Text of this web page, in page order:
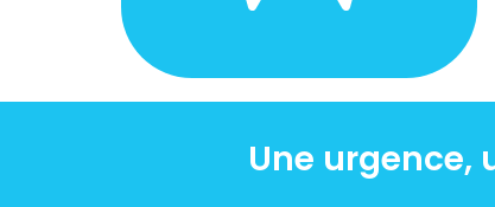
Une urgence,